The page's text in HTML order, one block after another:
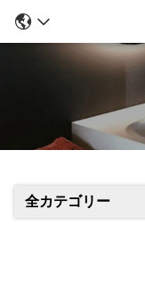
全カテゴリー